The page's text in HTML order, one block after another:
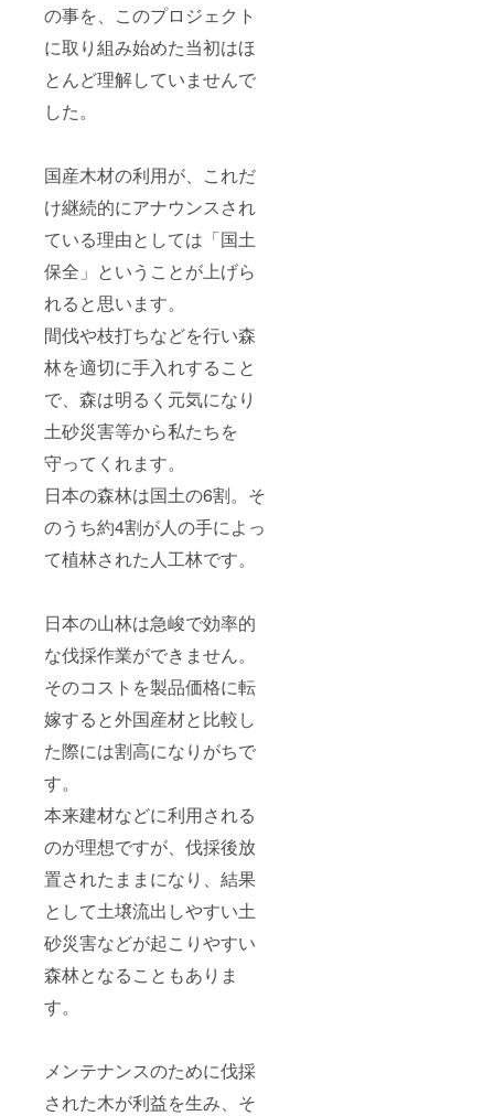
の事を、このプロジェクト
に取り組み始めた当初はほ
とんど理解していませんで
した。
国産木材の利用が、これだ
け継続的にアナウンスされ
ている理由としては「国土
保全」ということが上げら
れると思います。
間伐や枝打ちなどを行い森
林を適切に手入れすること
で、森は明るく元気になり
土砂災害等から私たちを
守ってくれます。
日本の森林は国土の6割。そ
のうち約4割が人の手によっ
て植林された人工林です。
日本の山林は急峻で効率的
な伐採作業ができません。
そのコストを製品価格に転
嫁すると外国産材と比較し
た際には割高になりがちで
す。
本来建材などに利用される
のが理想ですが、伐採後放
置されたままになり、結果
として土壌流出しやすい土
砂災害などが起こりやすい
森林となることもありま
す。
メンテナンスのために伐採
された木が利益を生み、そ